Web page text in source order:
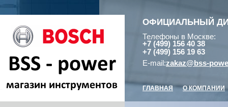
ОФИЦИАЛЬНЫЙ
Телефоны в Москве:
+7 (499) 156 40 38
+7 (499) 156 19 63
E-mail:zakaz@bss-
ГЛАВНАЯ О КОМПАНИИ